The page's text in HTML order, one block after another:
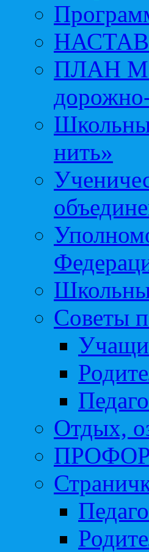
ПЛАН
нить»
Советы
Отдых,